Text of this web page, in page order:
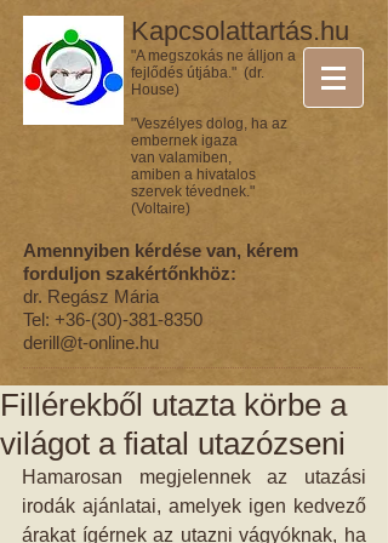
Kapcsolattartás.hu
"A megszokás ne álljon a
fejlődés útjába." (dr.
House)
"Veszélyes dolog, ha az
embernek igaza
van valamiben,
amiben a hivatalos
szervek tévednek."
(Voltaire)
Amennyiben kérdése van, kérem
forduljon szakértőnkhöz:
dr. Regász Mária
Tel: +36-(30)-381-8350
derill@t-online.hu
Fillérekből utazta körbe a
világot a fiatal utazózseni
Hamarosan megjelennek az utazási
irodák ajánlatai, amelyek igen kedvező
árakat ígérnek az utazni vágyóknak, ha